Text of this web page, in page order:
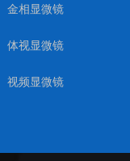
金相显微镜
体视显微镜
视频显微镜